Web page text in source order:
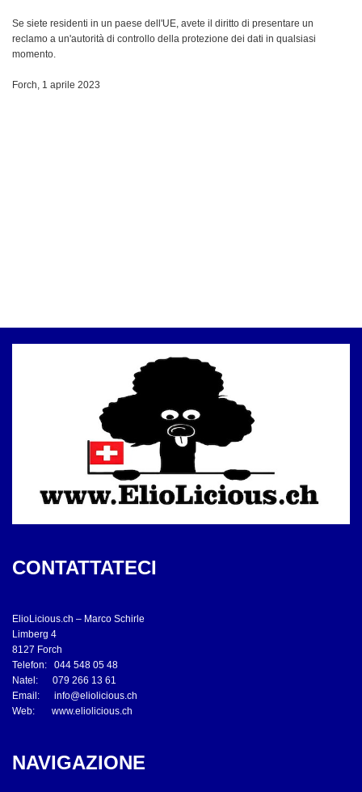
Se siete residenti in un paese dell'UE, avete il diritto di presentare un
reclamo a un'autorità di controllo della protezione dei dati in qualsiasi
momento.
Forch, 1 aprile 2023
CONTATTATECI
ElioLicious.ch – Marco Schirle
Limberg 4
8127 Forch
Telefon: 044 548 05 48
Natel: 079 266 13 61
Email: info@eliolicious.ch
Web: www.eliolicious.ch
NAVIGAZIONE